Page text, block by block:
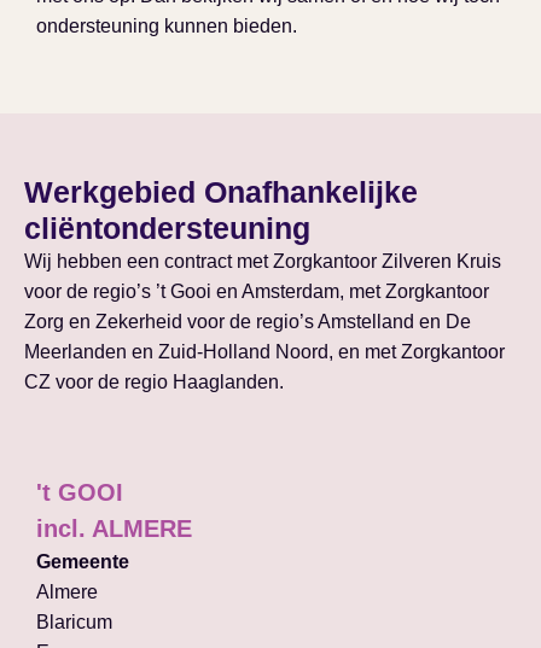
ondersteuning kunnen bieden.
Werkgebied Onafhankelijke
cliëntondersteuning
Wij hebben een contract met Zorgkantoor Zilveren Kruis
voor de regio’s ’t Gooi en Amsterdam, met Zorgkantoor
Zorg en Zekerheid voor de regio’s Amstelland en De
Meerlanden en Zuid-Holland Noord, en met Zorgkantoor
CZ voor de regio Haaglanden.
't GOOI
incl. ALMERE
Gemeente
Almere
Blaricum